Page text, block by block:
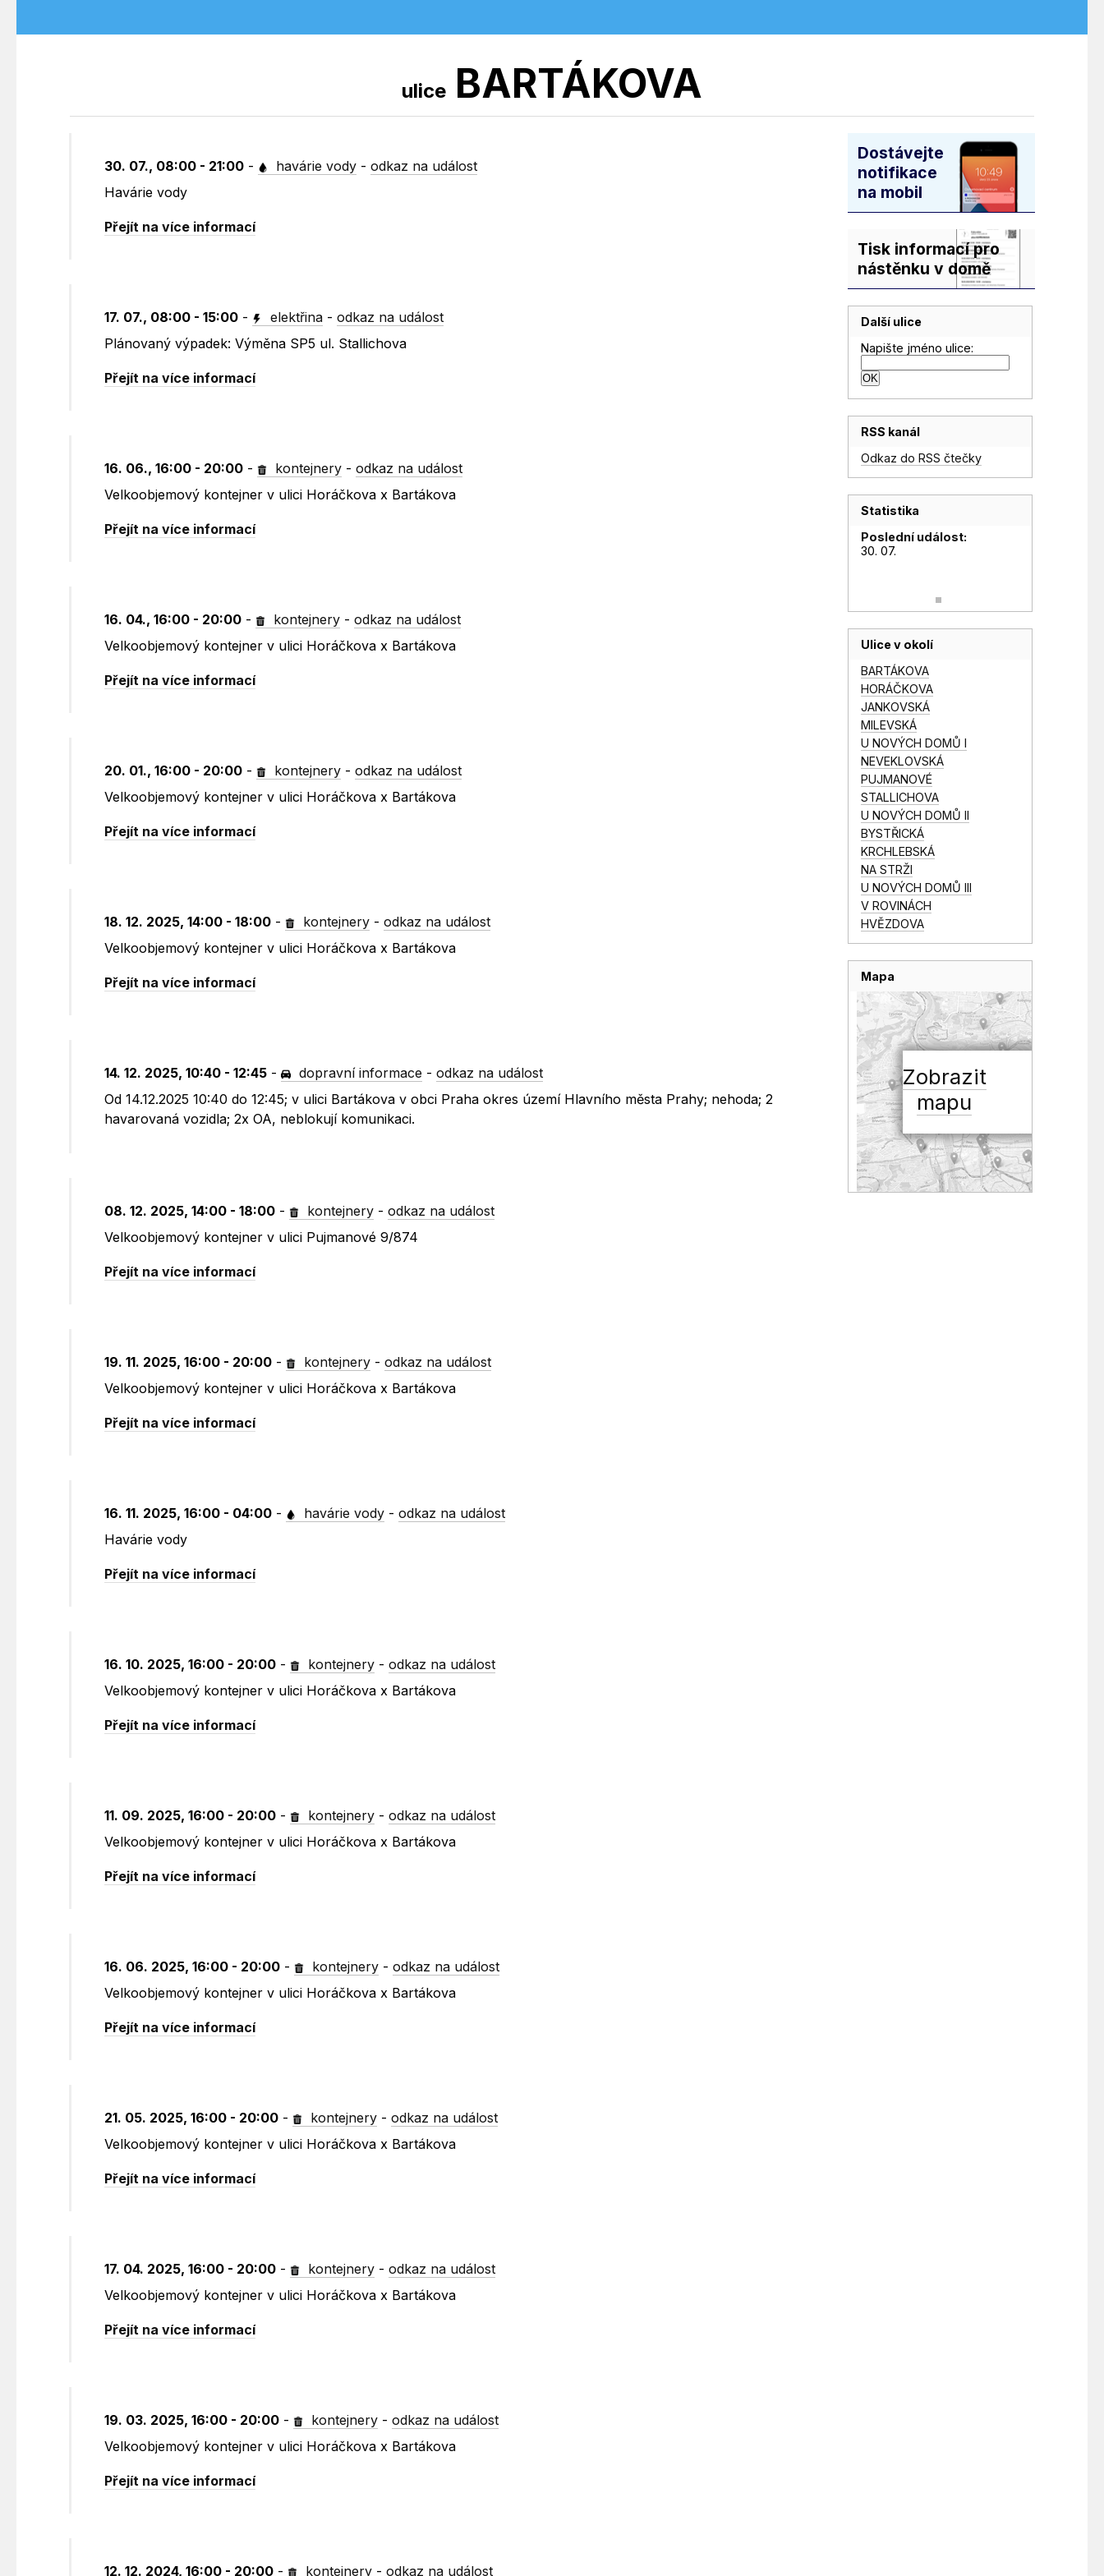
ulice BARTÁKOVA
30. 07., 08:00 - 21:00 - havárie vody -odkaz na událost
Havárie vody
Přejít na více informací
17. 07., 08:00 - 15:00 - elektřina -odkaz na událost
Plánovaný výpadek: Výměna SP5 ul. Stallichova
Přejít na více informací
16. 06., 16:00 - 20:00 - kontejnery -odkaz na událost
Velkoobjemový kontejner v ulici Horáčkova x Bartákova
Přejít na více informací
16. 04., 16:00 - 20:00 - kontejnery -odkaz na událost
Velkoobjemový kontejner v ulici Horáčkova x Bartákova
Přejít na více informací
20. 01., 16:00 - 20:00 - kontejnery -odkaz na událost
Velkoobjemový kontejner v ulici Horáčkova x Bartákova
Přejít na více informací
18. 12. 2025, 14:00 - 18:00 - kontejnery -odkaz na událost
Velkoobjemový kontejner v ulici Horáčkova x Bartákova
Přejít na více informací
14. 12. 2025, 10:40 - 12:45 - dopravní informace -odkaz na událost
Od 14.12.2025 10:40 do 12:45; v ulici Bartákova v obci Praha okres území Hlavního města Prahy; nehoda; 2
havarovaná vozidla; 2x OA, neblokují komunikaci.
08. 12. 2025, 14:00 - 18:00 - kontejnery -odkaz na událost
Velkoobjemový kontejner v ulici Pujmanové 9/874
Přejít na více informací
19. 11. 2025, 16:00 - 20:00 - kontejnery -odkaz na událost
Velkoobjemový kontejner v ulici Horáčkova x Bartákova
Přejít na více informací
16. 11. 2025, 16:00 - 04:00 - havárie vody -odkaz na událost
Havárie vody
Přejít na více informací
16. 10. 2025, 16:00 - 20:00 - kontejnery -odkaz na událost
Velkoobjemový kontejner v ulici Horáčkova x Bartákova
Přejít na více informací
11. 09. 2025, 16:00 - 20:00 - kontejnery -odkaz na událost
Velkoobjemový kontejner v ulici Horáčkova x Bartákova
Přejít na více informací
16. 06. 2025, 16:00 - 20:00 - kontejnery -odkaz na událost
Velkoobjemový kontejner v ulici Horáčkova x Bartákova
Přejít na více informací
21. 05. 2025, 16:00 - 20:00 - kontejnery -odkaz na událost
Velkoobjemový kontejner v ulici Horáčkova x Bartákova
Přejít na více informací
17. 04. 2025, 16:00 - 20:00 - kontejnery -odkaz na událost
Velkoobjemový kontejner v ulici Horáčkova x Bartákova
Přejít na více informací
19. 03. 2025, 16:00 - 20:00 - kontejnery -odkaz na událost
Velkoobjemový kontejner v ulici Horáčkova x Bartákova
Přejít na více informací
12. 12. 2024, 16:00 - 20:00 - kontejnery -odkaz na událost
Dostávejte
notifikace
na mobil
Tisk informací pro
nástěnku v domě
Další ulice
Napište jméno ulice:
RSS kanál
Odkaz do RSS čtečky
Statistika
Poslední událost:
30. 07.
Ulice v okolí
BARTÁKOVA
HORÁČKOVA
JANKOVSKÁ
MILEVSKÁ
U NOVÝCH DOMŮ I
NEVEKLOVSKÁ
PUJMANOVÉ
STALLICHOVA
U NOVÝCH DOMŮ II
BYSTŘICKÁ
KRCHLEBSKÁ
NA STRŽI
U NOVÝCH DOMŮ III
V ROVINÁCH
HVĚZDOVA
Mapa
Zobrazit
mapu